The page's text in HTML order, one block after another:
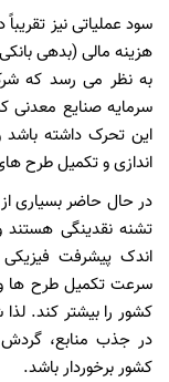
سود عملیاتی نیز
هزینه مالی (بدهی
به نظر می رسد که
سرمایه صنایع معدنی
این تحرک داشته
اندازی و تکمیل طرح
در حال حاضر بسیاری
تشنه نقدینگی
اندک پیشرفت فیزیکی
سرعت تکمیل طرح ها
کشور را بیشتر کند.
در جذب منابع،
کشور برخوردار باشد.